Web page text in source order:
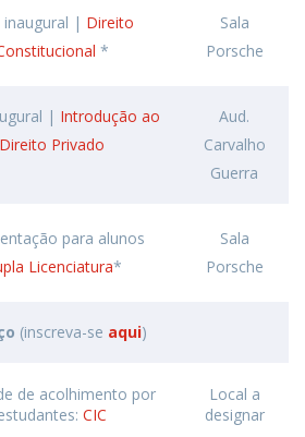
inaugural | Direito
*
Sala
Porsche
| Introdução ao
Direito Privado
Aud.
Carvalho
Guerra
para alunos
Licenciatura*
Sala
Porsche
(inscreva-se aqui)
de acolhimento por
CIC
Local a
designar